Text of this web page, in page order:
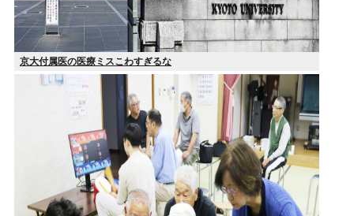
京大付属医の医療ミスこわすぎるな